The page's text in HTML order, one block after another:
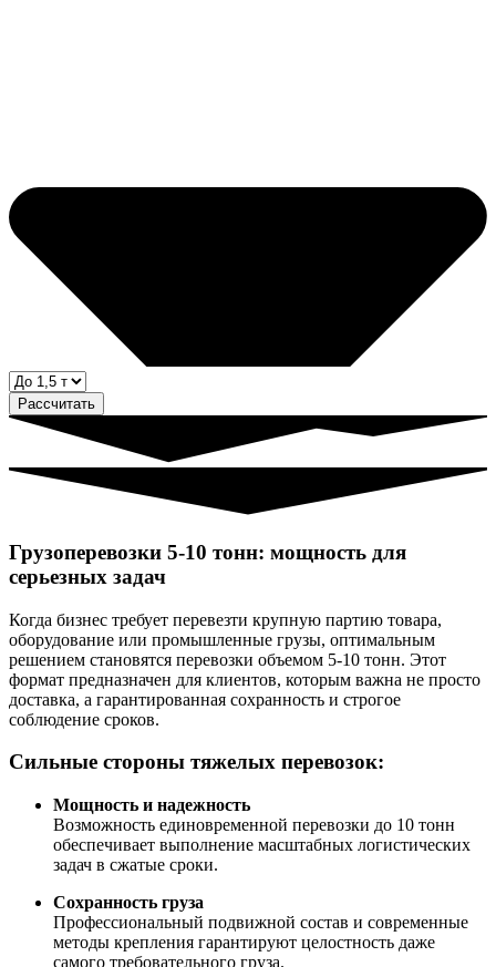
Рассчитать
Грузоперевозки 5-10 тонн: мощность для
серьезных задач
Когда бизнес требует перевезти крупную партию товара,
оборудование или промышленные грузы, оптимальным
решением становятся перевозки объемом 5-10 тонн. Этот
формат предназначен для клиентов, которым важна не просто
доставка, а гарантированная сохранность и строгое
соблюдение сроков.
Сильные стороны тяжелых перевозок:
Мощность и надежность
Возможность единовременной перевозки до 10 тонн
обеспечивает выполнение масштабных логистических
задач в сжатые сроки.
Сохранность груза
Профессиональный подвижной состав и современные
методы крепления гарантируют целостность даже
самого требовательного груза.